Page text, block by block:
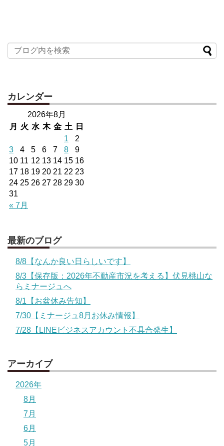
カレンダー
2026年8月
月
火 水 木 金 土 日
« 7月
1
2
3
4 5 6 7 8
9
10 11 12 13 14 15 16
17 18 19 20 21 22 23
24 25 26 27 28 29 30
31
最新のブログ
8/8【なんか良い日らしいです】
8/3【保存版：2026年不動産市況を考える】伏見桃山な
らミナージュへ
8/1【お盆休み告知】
7/30【ミナージュ8月お休み情報】
7/28【LINEビジネスアカウント不具合発生】
アーカイブ
2026年
8月
7月
6月
5月